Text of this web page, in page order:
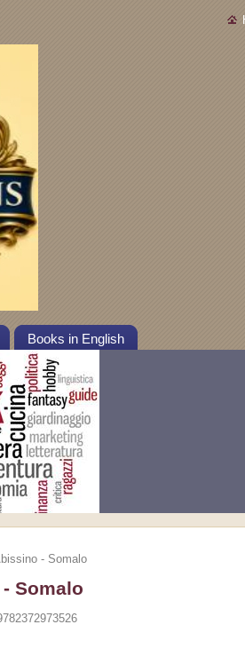
Books in English
- Somalo
Somalo